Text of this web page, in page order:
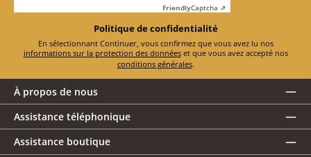
FriendlyCaptcha ⇗
Politique de confidentialité
En sélectionnant Continuer, vous confirmez que vous avez lu nos
informations sur la protection des données
et que vous avez accepté nos
conditions générales.
À propos de nous
Assistance téléphonique
Assistance boutique